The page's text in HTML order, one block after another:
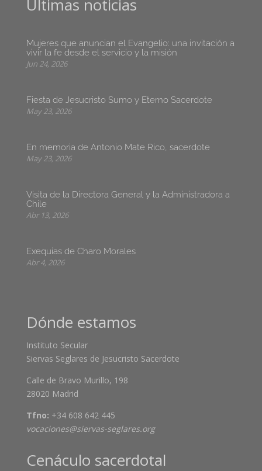
Últimas noticias
Mujeres que anuncian el Evangelio: una invitación a
vivir la fe desde el servicio y la misión
Jun 24, 2026
Fiesta de Jesucristo Sumo y Eterno Sacerdote
May 23, 2026
En memoria de Antonio Mate Rico, sacerdote
May 23, 2026
Visita de la Directora General y la Administradora a
Chile
Abr 13, 2026
Exequias de Charo Morales
Abr 4, 2026
Dónde estamos
Instituto Secular
Siervas Seglares de Jesucristo Sacerdote
Calle de Bravo Murillo, 198
28020 Madrid
Tfno: +34 608 642 445
vocaciones@siervas-seglares.org
Cenáculo sacerdotal